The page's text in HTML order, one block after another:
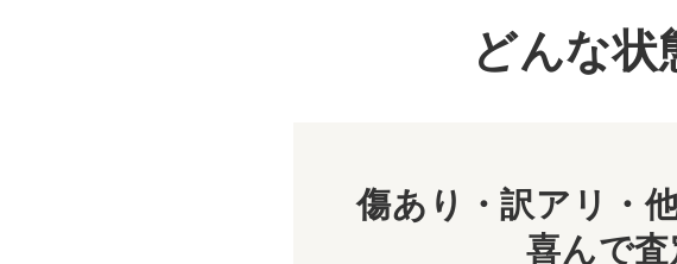
どんな状
傷あり・訳アリ・
喜んで